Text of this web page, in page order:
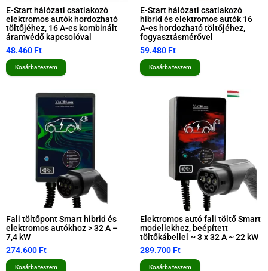
E-Start hálózati csatlakozó
elektromos autók hordozható
töltőjéhez, 16 A-es kombinált
áramvédő kapcsolóval
48.460 Ft
Kosárba teszem
E-Start hálózati csatlakozó
hibrid és elektromos autók 16
A-es hordozható töltőjéhez,
fogyasztásmérővel
59.480 Ft
Kosárba teszem
Fali töltőpont Smart hibrid és
elektromos autókhoz > 32 A –
7,4 kW
274.600 Ft
Kosárba teszem
Elektromos autó fali töltő Smart
modellekhez, beépített
töltőkábellel ~ 3 x 32 A ~ 22 kW
289.700 Ft
Kosárba teszem